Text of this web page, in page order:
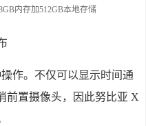
作。不仅可以显示时间通
前置摄像头，因此努比亚 X